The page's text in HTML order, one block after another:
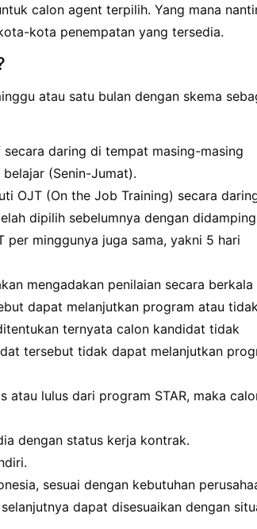
calon agent terpilih. Yang mana
kota penempatan yang tersedia.
atau satu bulan dengan skema
daring di tempat masing-masing
(Senin-Jumat).
OJT (On the Job Training) secara
dipilih sebelumnya dengan
minggunya juga sama, yakni 5 hari
mengadakan penilaian secara berkala
dapat melanjutkan program atau
ternyata calon kandidat tidak
tersebut tidak dapat melanjutkan
atau lulus dari program STAR, maka
dengan status kerja kontrak.
sesuai dengan kebutuhan
dapat disesuaikan dengan